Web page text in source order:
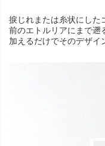
捩じれまたは糸状にした
前のエトルリアにまで遡
加えるだけでそのデザイ